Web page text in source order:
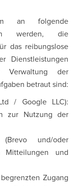
an folgende
werden, die
das reibungslose
Dienstleistungen
Verwaltung der
betraut sind:
/ Google LLC):
zur Nutzung der
(Brevo und/oder
Mitteilungen und
Zugang